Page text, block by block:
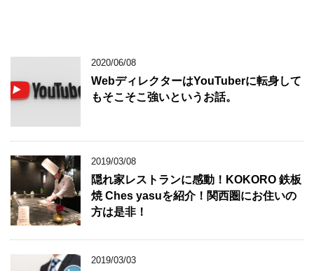
2020/06/08
WebディレクターはYouTuberに転身して
もそこそこ強いというお話。
2019/03/08
隠れ家レストランに感動！KOKORO 鉄板
焼 Ches yasuを紹介！関西圏にお住いの
方は是非！
2019/03/03